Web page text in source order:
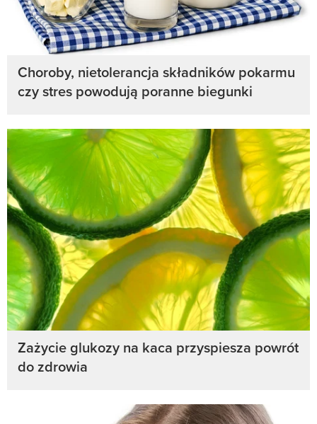
Choroby, nietolerancja składników pokarmu
czy stres powodują poranne biegunki
Zażycie glukozy na kaca przyspiesza powrót
do zdrowia